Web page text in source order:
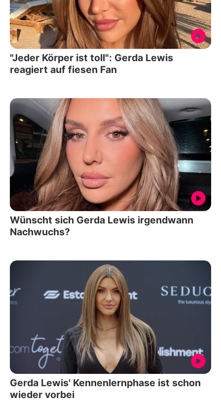
"Jeder Körper ist toll": Gerda Lewis
reagiert auf fiesen Fan
Wünscht sich Gerda Lewis irgendwann
Nachwuchs?
Gerda Lewis' Kennenlernphase ist schon
wieder vorbei